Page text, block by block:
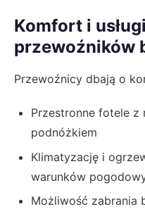
Komfort i
przewoźników
Przewoźnicy dbają o
Przestronne fotele z
podnóżkiem
Klimatyzację i
warunków
Możliwość zabrania